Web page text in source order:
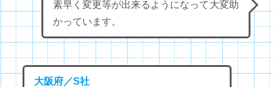
素早く変更等が出来るようになって大変助
かっています。
大阪府／S社